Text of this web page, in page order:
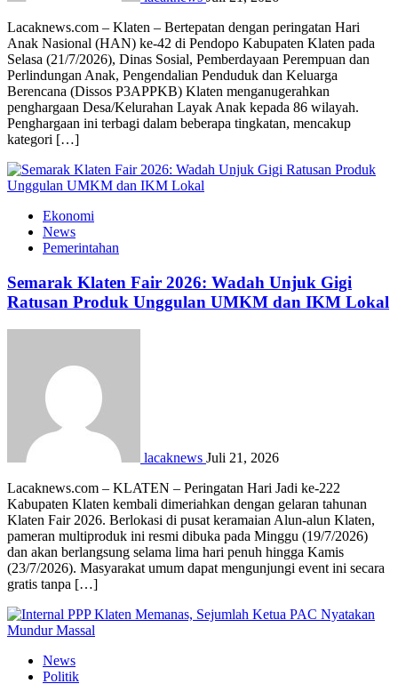
Lacaknews.com – Klaten – Bertepatan dengan peringatan Hari
Anak Nasional (HAN) ke-42 di Pendopo Kabupaten Klaten pada
Selasa (21/7/2026), Dinas Sosial, Pemberdayaan Perempuan dan
Perlindungan Anak, Pengendalian Penduduk dan Keluarga
Berencana (Dissos P3APPKB) Klaten menganugerahkan
penghargaan Desa/Kelurahan Layak Anak kepada 86 wilayah.
Penghargaan ini terbagi dalam beberapa tingkatan, mencakup
kategori […]
Ekonomi
News
Pemerintahan
Semarak Klaten Fair 2026: Wadah Unjuk Gigi
Ratusan Produk Unggulan UMKM dan IKM Lokal
lacaknews Juli 21, 2026
Lacaknews.com – KLATEN – Peringatan Hari Jadi ke-222
Kabupaten Klaten kembali dimeriahkan dengan gelaran tahunan
Klaten Fair 2026. Berlokasi di pusat keramaian Alun-alun Klaten,
pameran multiproduk ini resmi dibuka pada Minggu (19/7/2026)
dan akan berlangsung selama lima hari penuh hingga Kamis
(23/7/2026). Masyarakat umum dapat mengunjungi event ini secara
gratis tanpa […]
News
Politik